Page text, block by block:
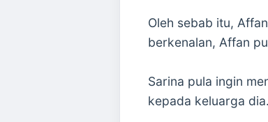
Oleh sebab itu,
berkenalan, Affan
Sarina pula ingin
kepada keluarga dia.